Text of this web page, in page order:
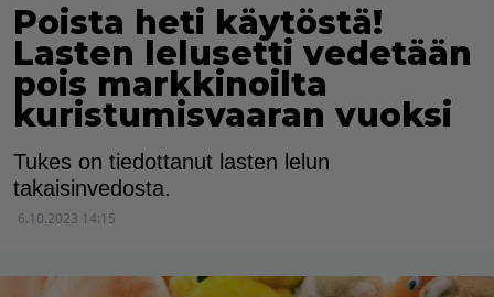
Poista heti käytöstä!
Lasten lelusetti vedetään
pois markkinoilta
kuristumisvaaran vuoksi
Tukes on tiedottanut lasten lelun
takaisinvedosta.
6.10.2023 14:15